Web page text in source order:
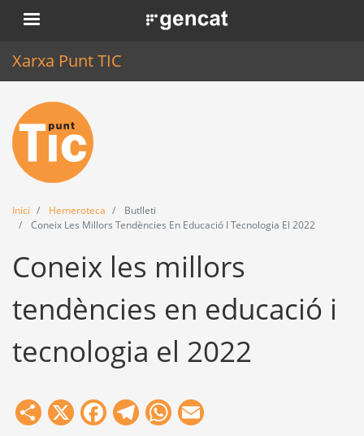
Vés
al
. Obre en una nova finestra.
Xarxa Punt TIC
Inici
Punt TIC
Actualitat
Agenda
Formació
Inici Hemeroteca
Butlleti
Coneix Les Millors Tendències En Educació I Tecnologia El 2022
Coneix les millors
tendències en educació i
tecnologia el 2022
Share
X Facebook
Telegram
WhatsApp